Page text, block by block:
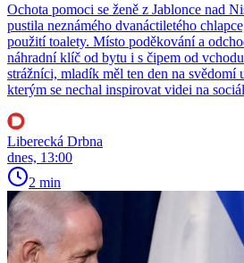
Ochota pomoci se ženě z Jablonce nad
pustila neznámého dvanáctiletého
použití toalety. Místo poděkování a
náhradní klíč od bytu i s čipem od
strážníci, mladík měl ten den na svědomí
kterým se nechal inspirovat videi na
Liberecká Drbna
dnes, 13:00
2 min